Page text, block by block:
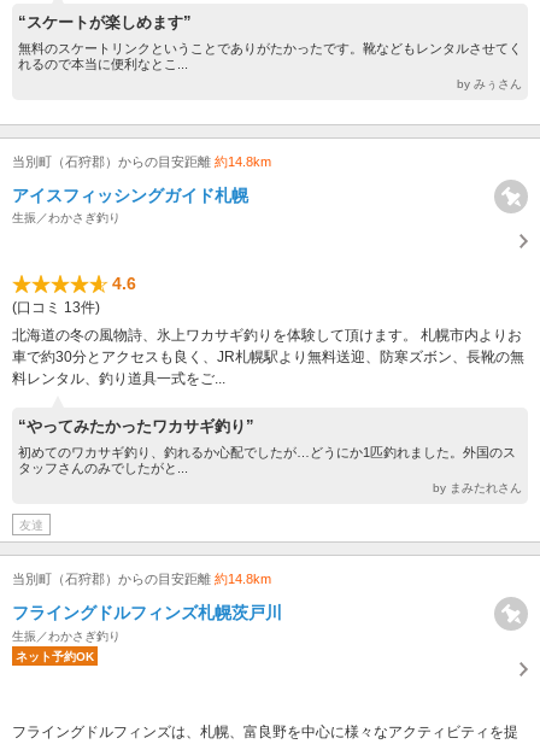
“スケートが楽しめます”
無料のスケートリンクということでありがたかったです。靴などもレンタルさせてく
れるので本当に便利なとこ...
by みぅさん
当別町（石狩郡）からの目安距離 約14.8km
アイスフィッシングガイド札幌
生振／わかさぎ釣り
4.6
(口コミ 13件)
北海道の冬の風物詩、氷上ワカサギ釣りを体験して頂けます。 札幌市内よりお
車で約30分とアクセスも良く、JR札幌駅より無料送迎、防寒ズボン、長靴の無
料レンタル、釣り道具一式をご...
“やってみたかったワカサギ釣り”
初めてのワカサギ釣り、釣れるか心配でしたが…どうにか1匹釣れました。外国のス
タッフさんのみでしたがと...
by まみたれさん
友達
当別町（石狩郡）からの目安距離 約14.8km
フライングドルフィンズ札幌茨戸川
生振／わかさぎ釣り
ネット予約OK
フライングドルフィンズは、札幌、富良野を中心に様々なアクティビティを提